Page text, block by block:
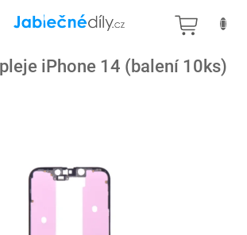
iPhone 14 (balení 10ks)